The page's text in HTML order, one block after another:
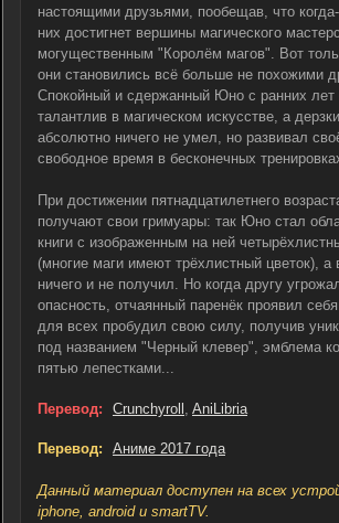
настоящими друзьями, пообещав, что
них достигнет вершины магического
могущественным "Королём магов". Вот
они становились всё больше не похожими
Спокойный и сдержанный Юно с ранних лет
талантлив в магическом искусстве, а
абсолютно ничего не умел, но развивал
свободное время в бесконечных
При достижении пятнадцатилетнего
получают свои гримуары: так Юно стал
книги с изображенным на ней
(многие маги имеют трёхлистный цветок), а
ничего и не получил. Но когда другу
опасность, отчаянный паренёк проявил
для всех пробудил свою силу, получив
под названием "Черный клевер", эмблема
пятью лепестками...
Перевод: Crunchyroll , AniLibria
Перевод: Аниме 2017 года
Данный материал доступен на всех
iphone, android и smartTV.